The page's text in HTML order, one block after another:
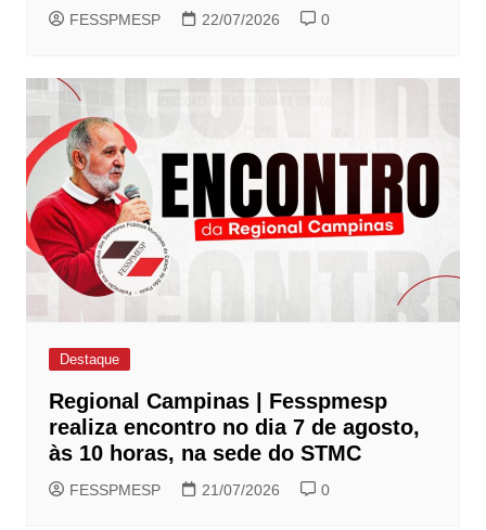
FESSPMESP 22/07/2026 0
Destaque
Regional Campinas | Fesspmesp
realiza encontro no dia 7 de agosto,
às 10 horas, na sede do STMC
FESSPMESP 21/07/2026 0